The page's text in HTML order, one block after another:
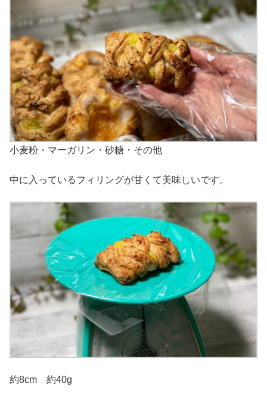
小麦粉・マーガリン・砂糖・その他
中に入っているフィリングが甘くて美味しいです。
約8cm 約40g